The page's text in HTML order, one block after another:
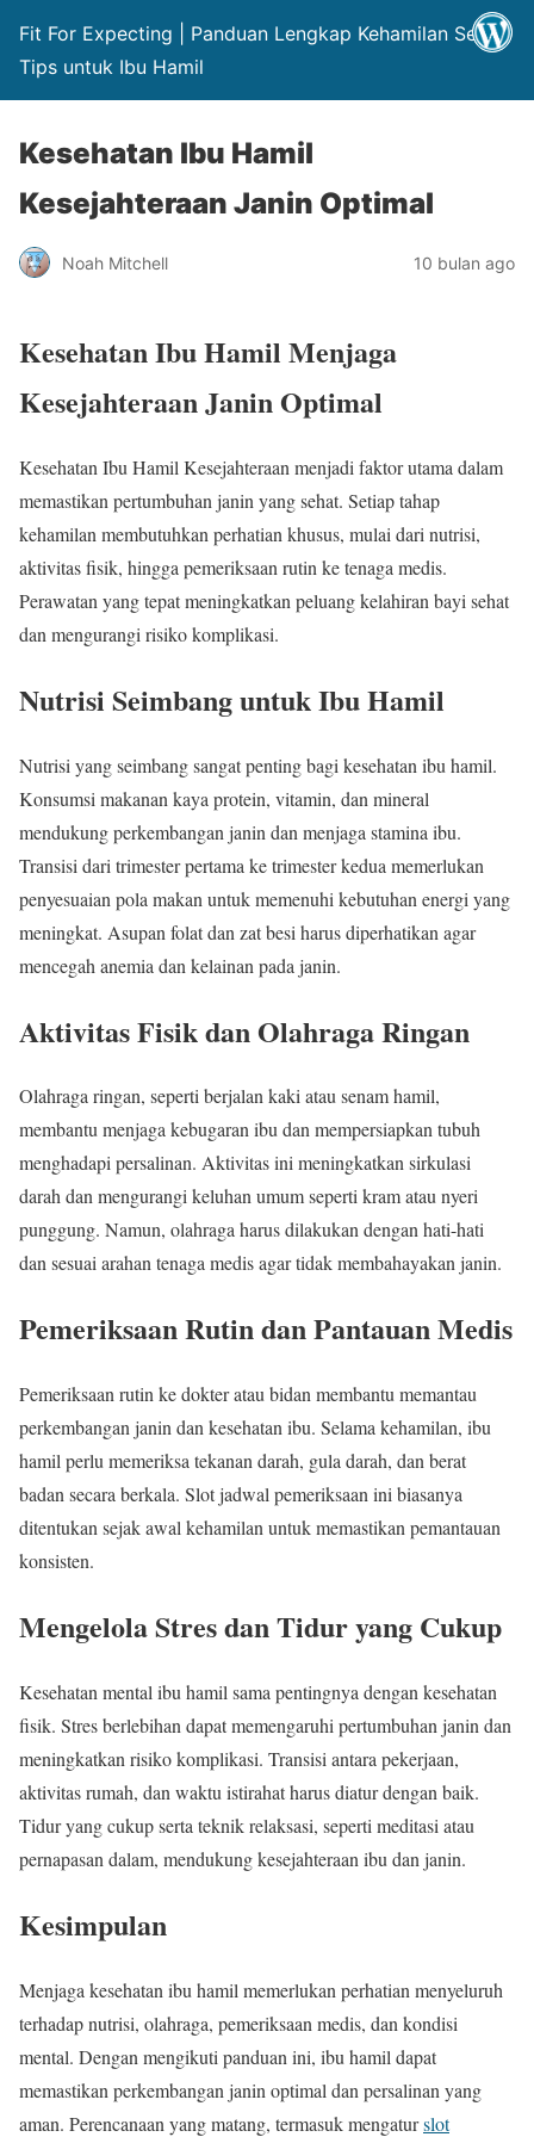
Fit For Expecting | Panduan Lengkap Kehamilan Sehat
Tips untuk Ibu Hamil
Kesehatan Ibu Hamil
Kesejahteraan Janin Optimal
Noah Mitchell 10 bulan ago
Kesehatan Ibu Hamil Menjaga
Kesejahteraan Janin Optimal
Kesehatan Ibu Hamil Kesejahteraan menjadi faktor utama dalam
memastikan pertumbuhan janin yang sehat. Setiap tahap
kehamilan membutuhkan perhatian khusus, mulai dari nutrisi,
aktivitas fisik, hingga pemeriksaan rutin ke tenaga medis.
Perawatan yang tepat meningkatkan peluang kelahiran bayi sehat
dan mengurangi risiko komplikasi.
Nutrisi Seimbang untuk Ibu Hamil
Nutrisi yang seimbang sangat penting bagi kesehatan ibu hamil.
Konsumsi makanan kaya protein, vitamin, dan mineral
mendukung perkembangan janin dan menjaga stamina ibu.
Transisi dari trimester pertama ke trimester kedua memerlukan
penyesuaian pola makan untuk memenuhi kebutuhan energi yang
meningkat. Asupan folat dan zat besi harus diperhatikan agar
mencegah anemia dan kelainan pada janin.
Aktivitas Fisik dan Olahraga Ringan
Olahraga ringan, seperti berjalan kaki atau senam hamil,
membantu menjaga kebugaran ibu dan mempersiapkan tubuh
menghadapi persalinan. Aktivitas ini meningkatkan sirkulasi
darah dan mengurangi keluhan umum seperti kram atau nyeri
punggung. Namun, olahraga harus dilakukan dengan hati-hati
dan sesuai arahan tenaga medis agar tidak membahayakan janin.
Pemeriksaan Rutin dan Pantauan Medis
Pemeriksaan rutin ke dokter atau bidan membantu memantau
perkembangan janin dan kesehatan ibu. Selama kehamilan, ibu
hamil perlu memeriksa tekanan darah, gula darah, dan berat
badan secara berkala. Slot jadwal pemeriksaan ini biasanya
ditentukan sejak awal kehamilan untuk memastikan pemantauan
konsisten.
Mengelola Stres dan Tidur yang Cukup
Kesehatan mental ibu hamil sama pentingnya dengan kesehatan
fisik. Stres berlebihan dapat memengaruhi pertumbuhan janin dan
meningkatkan risiko komplikasi. Transisi antara pekerjaan,
aktivitas rumah, dan waktu istirahat harus diatur dengan baik.
Tidur yang cukup serta teknik relaksasi, seperti meditasi atau
pernapasan dalam, mendukung kesejahteraan ibu dan janin.
Kesimpulan
Menjaga kesehatan ibu hamil memerlukan perhatian menyeluruh
terhadap nutrisi, olahraga, pemeriksaan medis, dan kondisi
mental. Dengan mengikuti panduan ini, ibu hamil dapat
memastikan perkembangan janin optimal dan persalinan yang
aman. Perencanaan yang matang, termasuk mengaturslot